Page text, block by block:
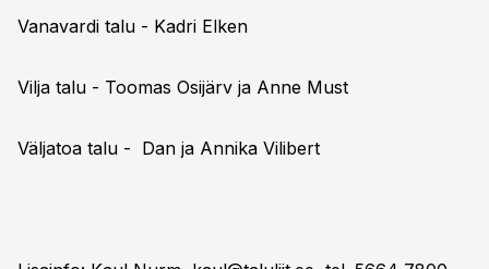
Vanavardi talu - Kadri Elken
Vilja talu - Toomas Osijärv ja Anne Must
Väljatoa talu - Dan ja Annika Vilibert